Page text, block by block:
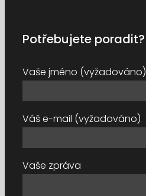
Potřebujete poradit?
Vaše jméno (vyžadováno)
Váš e-mail (vyžadováno)
Vaše zpráva